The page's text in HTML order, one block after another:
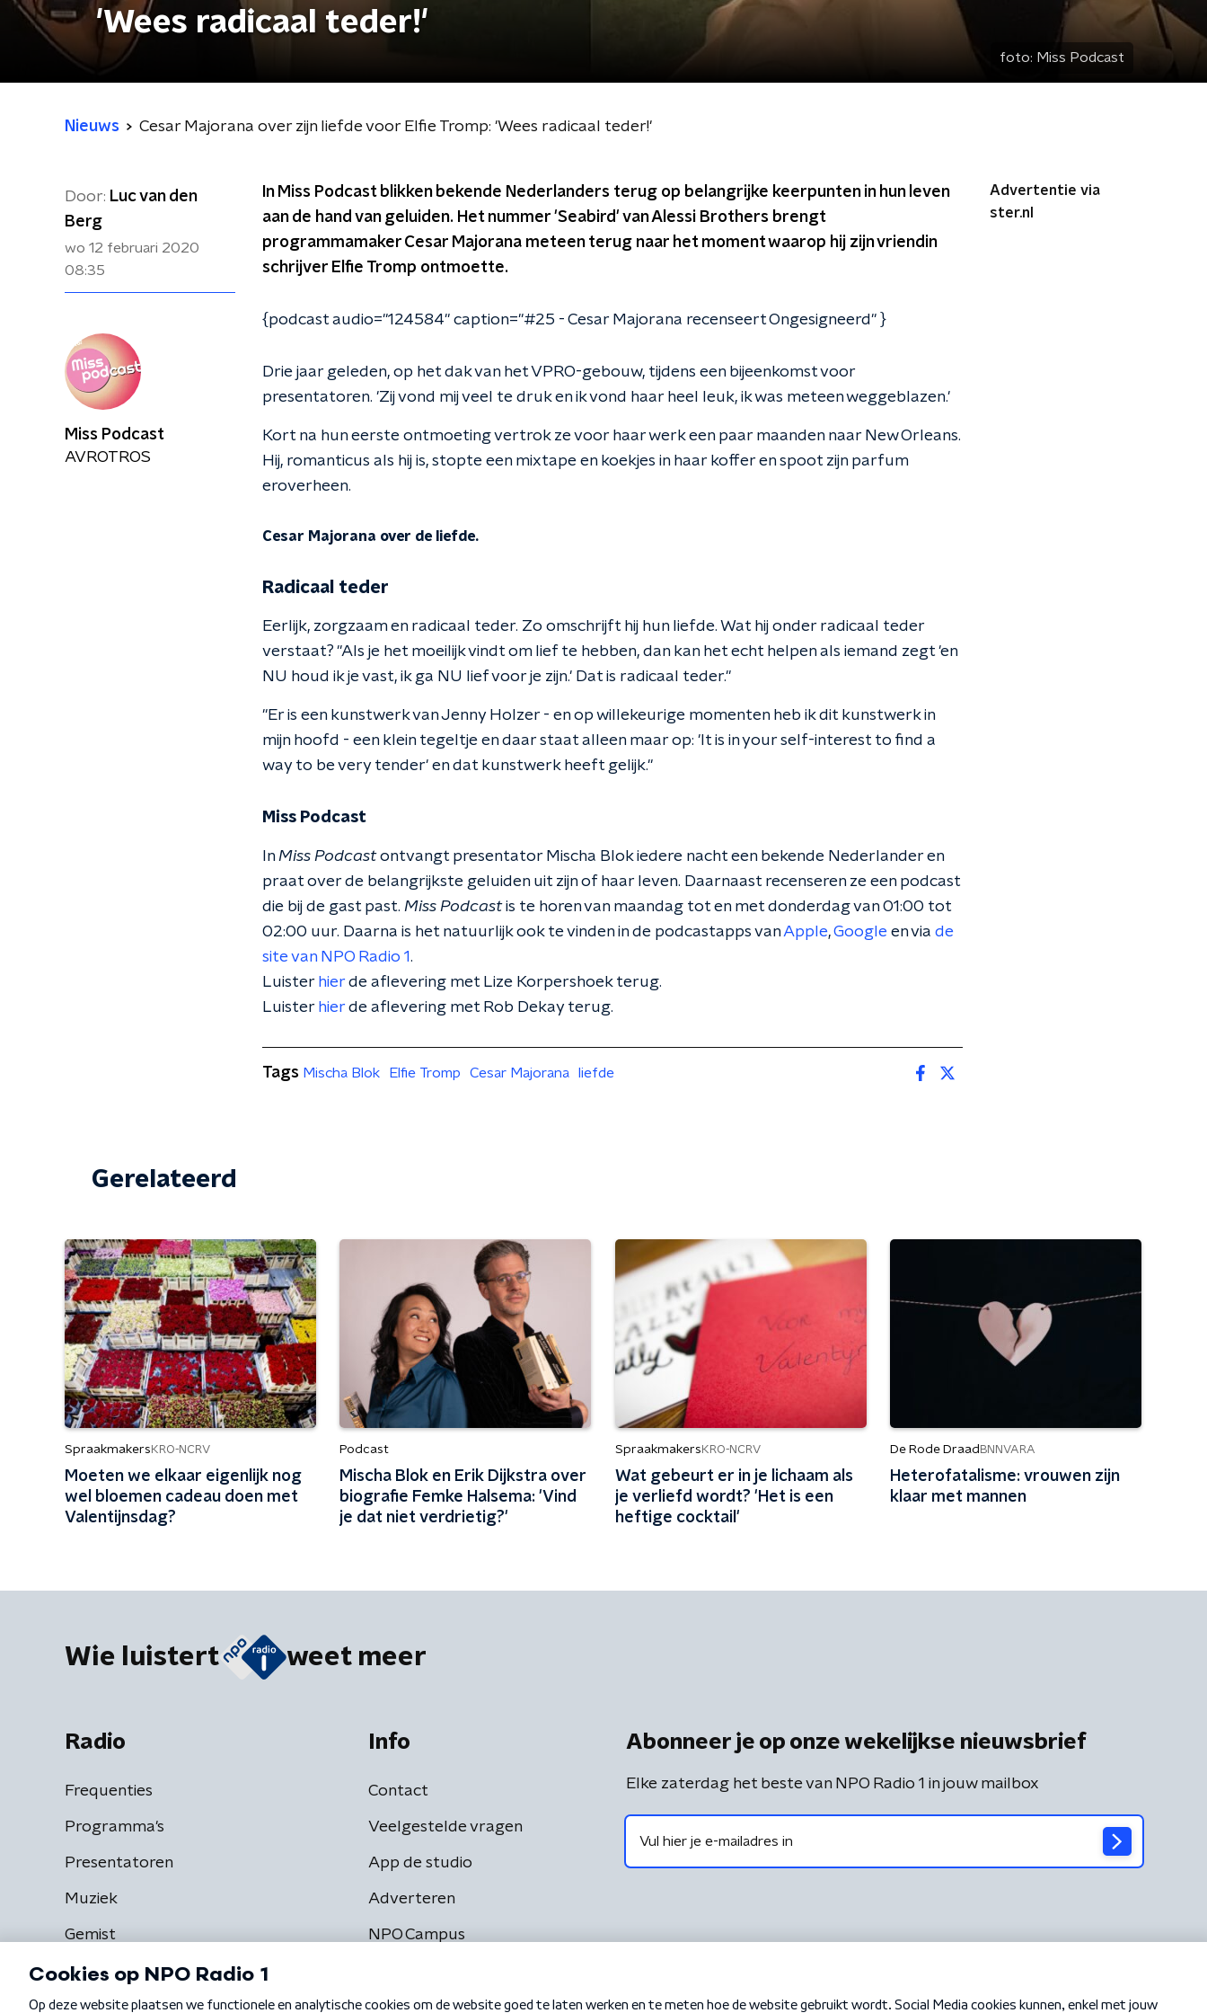
'Wees radicaal teder!'
foto: Miss Podcast
Nieuws Cesar Majorana over zijn liefde voor Elfie Tromp: 'Wees radicaal teder!'
Door: Luc van den
Berg
wo 12 februari 2020
08:35
In Miss Podcast blikken bekende Nederlanders terug op belangrijke keerpunten in hun leven
aan de hand van geluiden. Het nummer 'Seabird' van Alessi Brothers brengt
programmamaker Cesar Majorana meteen terug naar het moment waarop hij zijn vriendin
schrijver Elfie Tromp ontmoette.
{podcast audio="124584" caption="#25 - Cesar Majorana recenseert Ongesigneerd" }
Drie jaar geleden, op het dak van het VPRO-gebouw, tijdens een bijeenkomst voor
presentatoren. 'Zij vond mij veel te druk en ik vond haar heel leuk, ik was meteen weggeblazen.'
Kort na hun eerste ontmoeting vertrok ze voor haar werk een paar maanden naar New Orleans.
Hij, romanticus als hij is, stopte een mixtape en koekjes in haar koffer en spoot zijn parfum
eroverheen.
Cesar Majorana over de liefde.
Radicaal teder
Eerlijk, zorgzaam en radicaal teder. Zo omschrijft hij hun liefde. Wat hij onder radicaal teder
verstaat? "Als je het moeilijk vindt om lief te hebben, dan kan het echt helpen als iemand zegt 'en
NU houd ik je vast, ik ga NU lief voor je zijn.' Dat is radicaal teder."
"Er is een kunstwerk van Jenny Holzer - en op willekeurige momenten heb ik dit kunstwerk in
mijn hoofd - een klein tegeltje en daar staat alleen maar op: 'It is in your self-interest to find a
way to be very tender' en dat kunstwerk heeft gelijk."
Miss Podcast
InMiss Podcastontvangt presentator Mischa Blok iedere nacht een bekende Nederlander en
praat over de belangrijkste geluiden uit zijn of haar leven. Daarnaast recenseren ze een podcast
die bij de gast past. Miss Podcastis te horen van maandag tot en met donderdag van 01:00 tot
02:00 uur. Daarna is het natuurlijk ook te vinden in de podcastapps vanApple,Google en via de
site van NPO Radio 1.
Luister hier de aflevering met Lize Korpershoek terug.
Luister hier de aflevering met Rob Dekay terug.
Advertentie via
ster.nl
Miss Podcast
AVROTROS
Tags Mischa Blok Elfie Tromp Cesar Majorana liefde
Gerelateerd
Spraakmakers KRO-NCRV
Moeten we elkaar eigenlijk nog
wel bloemen cadeau doen met
Valentijnsdag?
Podcast
Mischa Blok en Erik Dijkstra over
biografie Femke Halsema: 'Vind
je dat niet verdrietig?'
Spraakmakers KRO-NCRV
Wat gebeurt er in je lichaam als
je verliefd wordt? 'Het is een
heftige cocktail'
De Rode Draad BNNVARA
Heterofatalisme: vrouwen zijn
klaar met mannen
Wie luistert weet meer
Radio
Frequenties
Programma's
Presentatoren
Muziek
Gemist
Info
Contact
Veelgestelde vragen
App de studio
Adverteren
NPO Campus
Abonneer je op onze wekelijkse nieuwsbrief
Elke zaterdag het beste van NPO Radio 1 in jouw mailbox